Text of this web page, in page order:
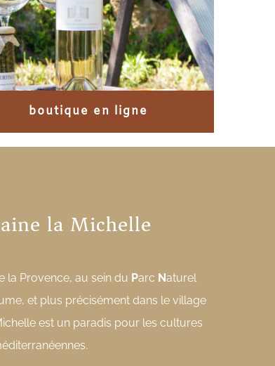
boutique en ligne
la Michelle
la Provence, au sein du Parc Naturel
et plus précisément dans le village
est un paradis pour les cultures